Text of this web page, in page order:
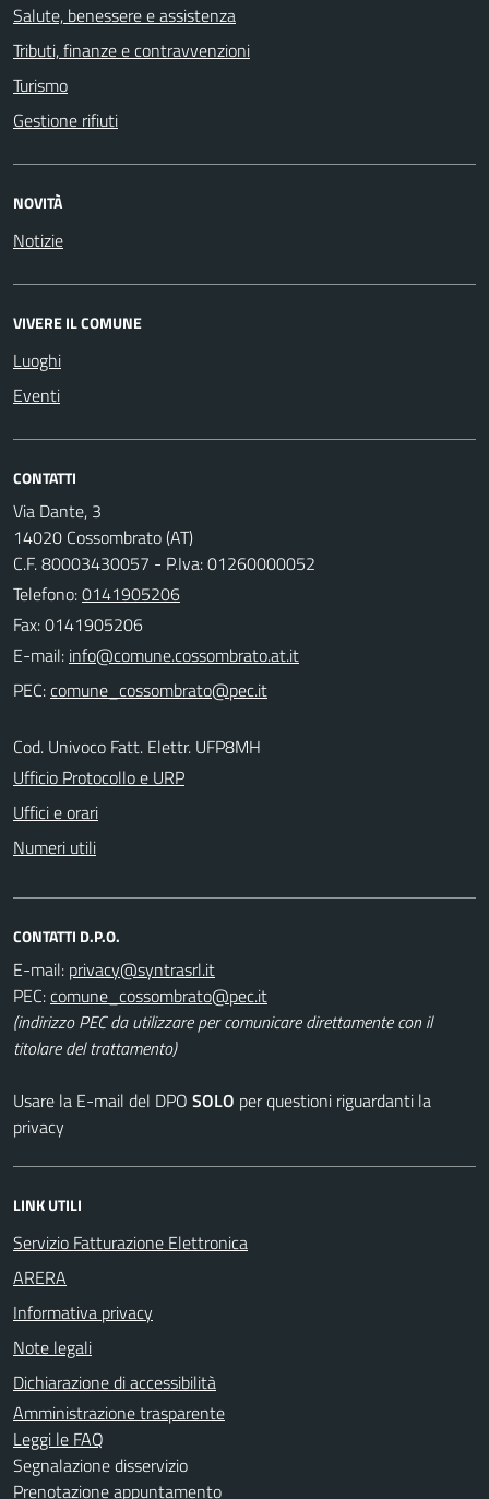
Salute, benessere e assistenza
Tributi, finanze e contravvenzioni
Turismo
Gestione rifiuti
NOVITÀ
Notizie
VIVERE IL COMUNE
Luoghi
Eventi
CONTATTI
Via Dante, 3
14020 Cossombrato (AT)
C.F. 80003430057 - P.Iva: 01260000052
Telefono:0141905206
Fax: 0141905206
E-mail:
PEC:
Cod. Univoco Fatt. Elettr. UFP8MH
Ufficio Protocollo e URP
Uffici e orari
Numeri utili
CONTATTI D.P.O.
E-mail:
PEC:
(indirizzo PEC da utilizzare per comunicare direttamente con il
titolare del trattamento)
Usare la E-mail del DPO SOLO per questioni riguardanti la
privacy
LINK UTILI
Servizio Fatturazione Elettronica
ARERA
Informativa privacy
Note legali
Dichiarazione di accessibilità
Amministrazione trasparente
Leggi le FAQ
Segnalazione disservizio
Prenotazione appuntamento